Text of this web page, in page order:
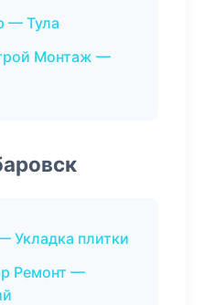
— Тула
Монтаж —
Укладка плитки
Ремонт —